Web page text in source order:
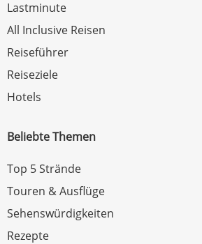
Lastminute
All Inclusive Reisen
Reiseführer
Reiseziele
Hotels
Beliebte Themen
Top 5 Strände
Touren & Ausflüge
Sehenswürdigkeiten
Rezepte